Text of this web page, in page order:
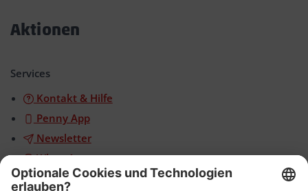
Aktionen
Services
Kontakt & Hilfe
Penny App
Newsletter
WhatsApp
App